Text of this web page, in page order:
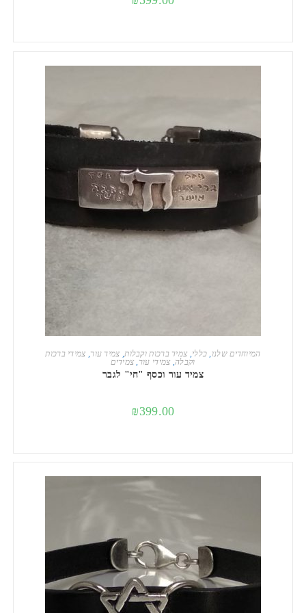
הוספה לסל המיוחדים שלנו, כללי,צמיד ברכות וקבלות,צמיד עור,צמידי ברכות
וקבלה,צמידי עור,צמידים
צמיד עור וכסף "חי" לגבר
₪399.00